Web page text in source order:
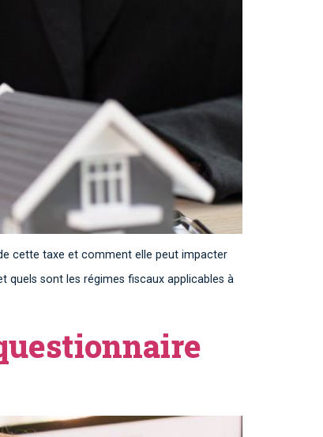
cette taxe et comment elle peut impacter
sont les régimes fiscaux applicables à